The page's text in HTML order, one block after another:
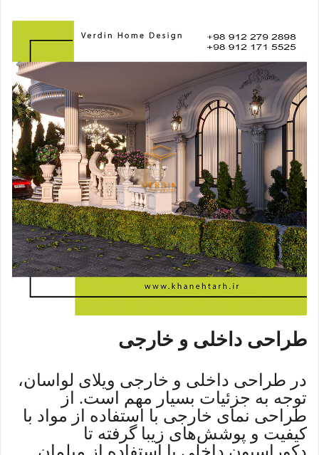
طراحی داخلی و خارجی
در طراحی داخلی و خارجی ویلای لواسان،
توجه به جزئیات بسیار مهم است. از
طراحی نمای خارجی با استفاده از مواد با
کیفیت و پوشش‌های زیبا گرفته تا
دکوراسیون داخلی با استفاده از مبلمان